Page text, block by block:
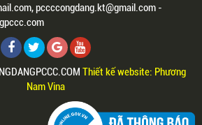
pccccongdang.kt@gmail.com -
Thiết kế website: Phương
Nam Vina